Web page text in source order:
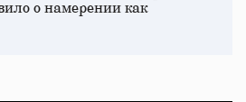
о намерении как